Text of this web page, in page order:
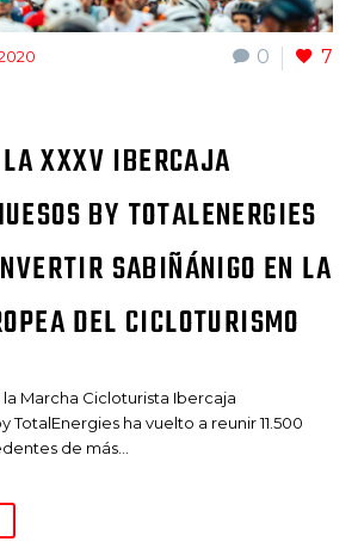
0 7
LA XXXV IBERCAJA
BY TOTALENERGIES
SABIÑÁNIGO EN LA
DEL CICLOTURISMO
Marcha Cicloturista Ibercaja
TotalEnergies ha vuelto a reunir 11.500
de más…